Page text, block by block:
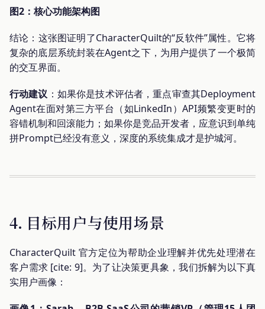
图2：核心功能架构图
结论：这张图证明了CharacterQuilt的“反软件”属性。它将
复杂的底层系统封装在Agent之下，为用户提供了一个极简
的交互界面。
行动建议 ：如果你是技术评估者，重点审查其Deployment
Agent在面对第三方平台（如LinkedIn）API频繁变更时的
容错机制和回滚能力；如果你是竞品开发者，应意识到单纯
拼Prompt已经没有意义，深度的系统集成才是护城河。
4. 目标用户与使用场景
CharacterQuilt 官方定位为帮助企业理解并优先处理潜在
客户需求 [cite: 9]。为了让决策更具象，我们拆解为以下真
实用户画像：